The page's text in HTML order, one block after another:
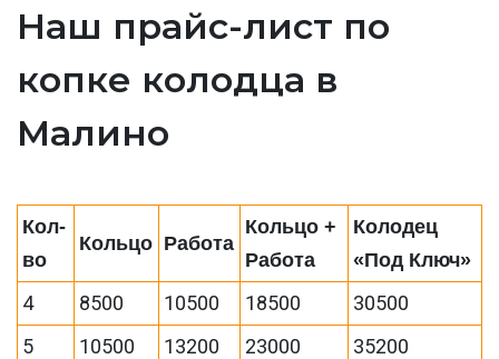
Наш прайс-лист по
копке колодца в
Малино
Кол-
во
Кольцо Работа
Кольцо +
Работа
Колодец
«Под Ключ»
4 8500 10500 18500
30500
5
10500 13200 23000
35200